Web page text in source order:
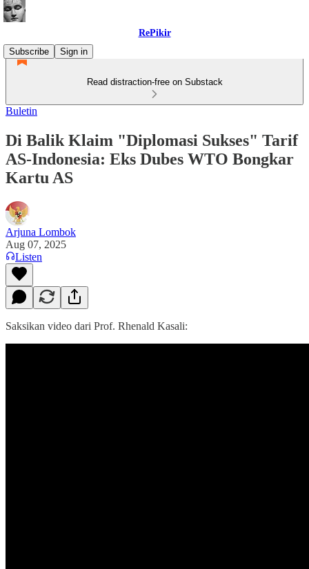
RePikir
Subscribe
Sign in
Read distraction-free on Substack
Buletin
Di Balik Klaim "Diplomasi Sukses" Tarif
AS-Indonesia: Eks Dubes WTO Bongkar
Kartu AS
Arjuna Lombok
Aug 07, 2025
Listen
Saksikan video dari Prof. Rhenald Kasali: